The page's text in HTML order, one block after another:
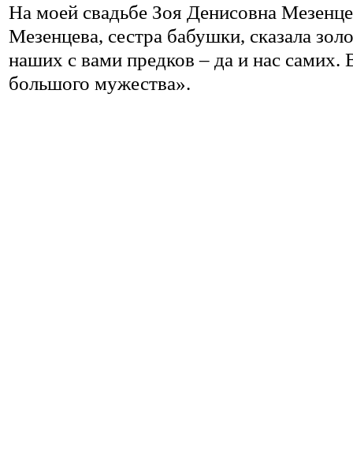
На моей свадьбе Зоя Денисовна
Мезенцева, сестра бабушки, сказала
наших с вами предков – да и нас самих.
большого мужества».